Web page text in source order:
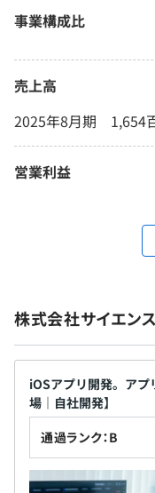
事業構成比
売上高
2025年8月期 1,654
営業利益
株式会社サイエン
iOSアプリ開発。ア
場｜自社開発】
通過ランク：B